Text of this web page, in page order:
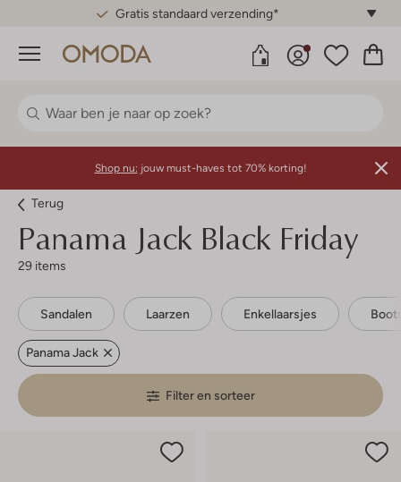
Gratis standaard verzending*
Menu
Shop nu: jouw must-haves tot 70% korting!
Terug
Panama Jack Black Friday
29 items
Sandalen Laarzen Enkellaarsjes
Panama Jack
Filter en sorteer